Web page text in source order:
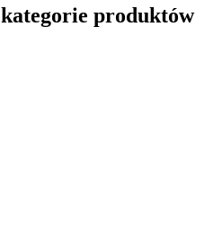
kategorie produktów